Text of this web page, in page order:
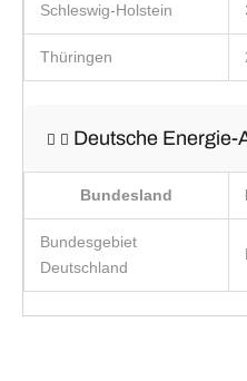
Schleswig-Holstein
Thüringen
Deutsche Energie-
Bundesland
Bundesgebiet
Deutschland